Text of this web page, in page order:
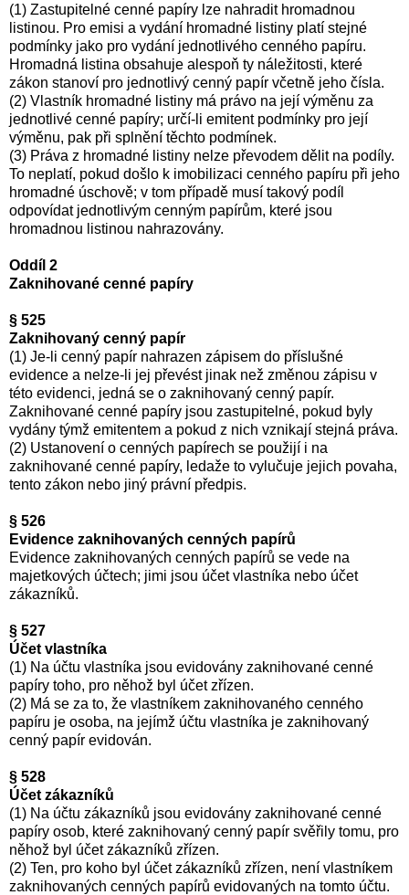
(1) Zastupitelné cenné papíry lze nahradit hromadnou
listinou. Pro emisi a vydání hromadné listiny platí stejné
podmínky jako pro vydání jednotlivého cenného papíru.
Hromadná listina obsahuje alespoň ty náležitosti, které
zákon stanoví pro jednotlivý cenný papír včetně jeho čísla.
(2) Vlastník hromadné listiny má právo na její výměnu za
jednotlivé cenné papíry; určí-li emitent podmínky pro její
výměnu, pak při splnění těchto podmínek.
(3) Práva z hromadné listiny nelze převodem dělit na podíly.
To neplatí, pokud došlo k imobilizaci cenného papíru při jeho
hromadné úschově; v tom případě musí takový podíl
odpovídat jednotlivým cenným papírům, které jsou
hromadnou listinou nahrazovány.
Oddíl 2
Zaknihované cenné papíry
§ 525
Zaknihovaný cenný papír
(1) Je-li cenný papír nahrazen zápisem do příslušné
evidence a nelze-li jej převést jinak než změnou zápisu v
této evidenci, jedná se o zaknihovaný cenný papír.
Zaknihované cenné papíry jsou zastupitelné, pokud byly
vydány týmž emitentem a pokud z nich vznikají stejná práva.
(2) Ustanovení o cenných papírech se použijí i na
zaknihované cenné papíry, ledaže to vylučuje jejich povaha,
tento zákon nebo jiný právní předpis.
§ 526
Evidence zaknihovaných cenných papírů
Evidence zaknihovaných cenných papírů se vede na
majetkových účtech; jimi jsou účet vlastníka nebo účet
zákazníků.
§ 527
Účet vlastníka
(1) Na účtu vlastníka jsou evidovány zaknihované cenné
papíry toho, pro něhož byl účet zřízen.
(2) Má se za to, že vlastníkem zaknihovaného cenného
papíru je osoba, na jejímž účtu vlastníka je zaknihovaný
cenný papír evidován.
§ 528
Účet zákazníků
(1) Na účtu zákazníků jsou evidovány zaknihované cenné
papíry osob, které zaknihovaný cenný papír svěřily tomu, pro
něhož byl účet zákazníků zřízen.
(2) Ten, pro koho byl účet zákazníků zřízen, není vlastníkem
zaknihovaných cenných papírů evidovaných na tomto účtu.